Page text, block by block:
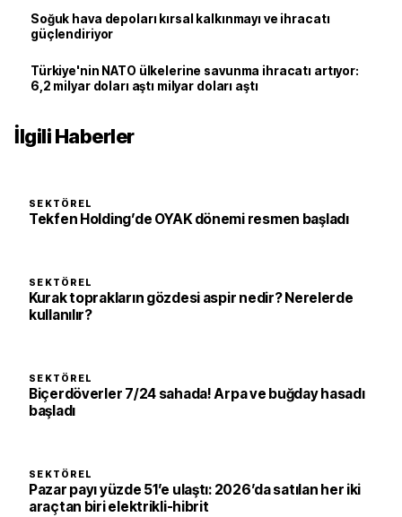
Soğuk hava depoları kırsal kalkınmayı ve ihracatı
güçlendiriyor
Türkiye'nin NATO ülkelerine savunma ihracatı artıyor:
6,2 milyar doları aştı milyar doları aştı
İlgili Haberler
SEKTÖREL
Tekfen Holding’de OYAK dönemi resmen başladı
SEKTÖREL
Kurak toprakların gözdesi aspir nedir? Nerelerde
kullanılır?
SEKTÖREL
Biçerdöverler 7/24 sahada! Arpa ve buğday hasadı
başladı
SEKTÖREL
Pazar payı yüzde 51’e ulaştı: 2026’da satılan her iki
araçtan biri elektrikli-hibrit